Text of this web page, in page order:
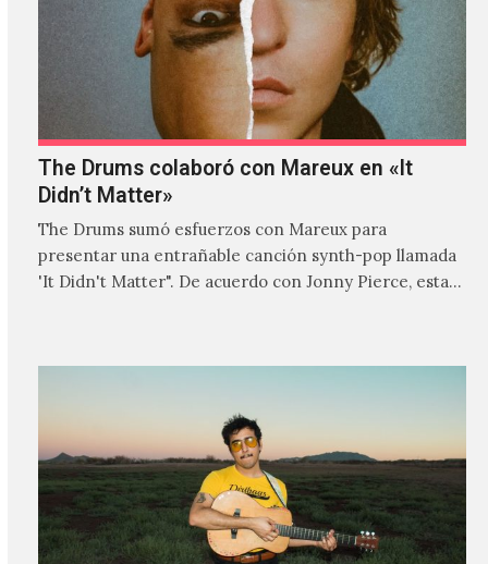
The Drums colaboró con Mareux en «It
Didn’t Matter»
The Drums sumó esfuerzos con Mareux para
presentar una entrañable canción synth-pop llamada
'It Didn't Matter". De acuerdo con Jonny Pierce, esta